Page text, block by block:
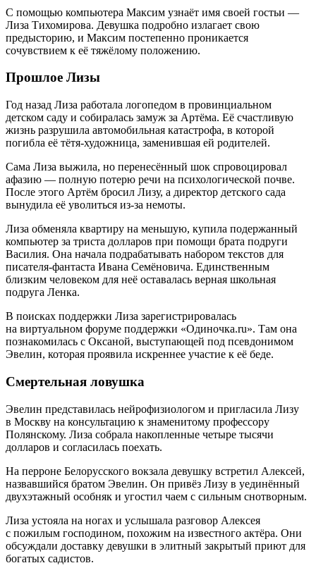
С помощью компьютера Максим узнаёт имя своей гостьи —
Лиза Тихомирова. Девушка подробно излагает свою
предысторию, и Максим постепенно проникается
сочувствием к её тяжёлому положению.
Прошлое Лизы
Год назад Лиза работала логопедом в провинциальном
детском саду и собиралась замуж за Артёма. Её счастливую
жизнь разрушила автомобильная катастрофа, в которой
погибла её тётя-художница, заменившая ей родителей.
Сама Лиза выжила, но перенесённый шок спровоцировал
афазию — полную потерю речи на психологической почве.
После этого Артём бросил Лизу, а директор детского сада
вынудила её уволиться из-за немоты.
Лиза обменяла квартиру на меньшую, купила подержанный
компьютер за триста долларов при помощи брата подруги
Василия. Она начала подрабатывать набором текстов для
писателя-фантаста Ивана Семёновича. Единственным
близким человеком для неё оставалась верная школьная
подруга Ленка.
В поисках поддержки Лиза зарегистрировалась
на виртуальном форуме поддержки «Одиночка.ru». Там она
познакомилась с Оксаной, выступающей под псевдонимом
Эвелин, которая проявила искреннее участие к её беде.
Смертельная ловушка
Эвелин представилась нейрофизиологом и пригласила Лизу
в Москву на консультацию к знаменитому профессору
Полянскому. Лиза собрала накопленные четыре тысячи
долларов и согласилась поехать.
На перроне Белорусского вокзала девушку встретил Алексей,
назвавшийся братом Эвелин. Он привёз Лизу в уединённый
двухэтажный особняк и угостил чаем с сильным снотворным.
Лиза устояла на ногах и услышала разговор Алексея
с пожилым господином, похожим на известного актёра. Они
обсуждали доставку девушки в элитный закрытый приют для
богатых садистов.